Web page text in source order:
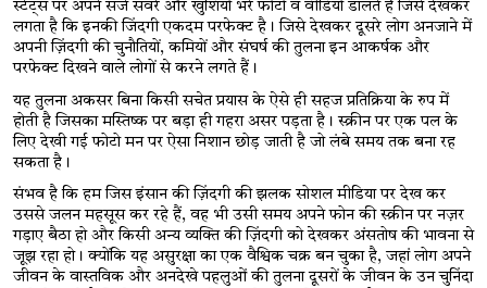
स्टेट्स पर अपने सजे संवरे और खुशियों भरे फोटो व वीडियो डालते हैं जिसे देखकर
लगता है कि इनकी जिंदगी एकदम परफेक्ट है। जिसे देखकर दूसरे लोग अनजाने में
अपनी ज़िंदगी की चुनौतियों, कमियों और संघर्ष की तुलना इन आकर्षक और
परफेक्ट दिखने वाले लोगों से करने लगते हैं।
यह तुलना अकसर बिना किसी सचेत प्रयास के ऐसे ही सहज प्रतिक्रिया के रुप में
होती है जिसका मस्तिष्क पर बड़ा ही गहरा असर पड़ता है। स्क्रीन पर एक पल के
लिए देखी गई फोटो मन पर ऐसा निशान छोड़ जाती है जो लंबे समय तक बना रह
सकता है।
संभव है कि हम जिस इंसान की ज़िंदगी की झलक सोशल मीडिया पर देख कर
उससे जलन महसूस कर रहे हैं, वह भी उसी समय अपने फोन की स्क्रीन पर नज़र
गड़ाए बैठा हो और किसी अन्य व्यक्ति की ज़िंदगी को देखकर अंसतोष की भावना से
जूझ रहा हो। क्योंकि यह असुरक्षा का एक वैश्विक चक्र बन चुका है, जहां लोग अपने
जीवन के वास्तविक और अनदेखे पहलुओं की तुलना दूसरों के जीवन के उन चुनिंदा